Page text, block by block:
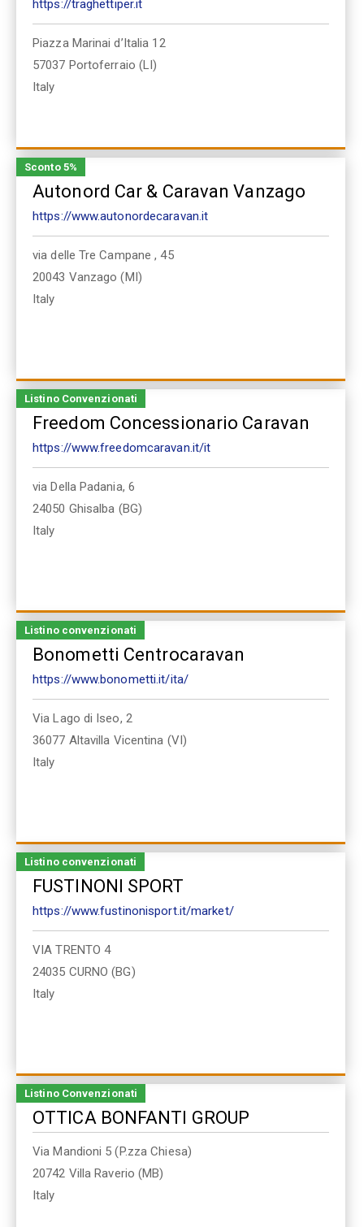
https://traghettiper.it
Piazza Marinai d’Italia 12
57037 Portoferraio (LI)
Italy
Sconto 5%
Autonord Car & Caravan Vanzago
https://www.autonordecaravan.it
via delle Tre Campane , 45
20043 Vanzago (MI)
Italy
Listino Convenzionati
Freedom Concessionario Caravan
https://www.freedomcaravan.it/it
via Della Padania, 6
24050 Ghisalba (BG)
Italy
Listino convenzionati
Bonometti Centrocaravan
https://www.bonometti.it/ita/
Via Lago di Iseo, 2
36077 Altavilla Vicentina (VI)
Italy
Listino convenzionati
FUSTINONI SPORT
https://www.fustinonisport.it/market/
VIA TRENTO 4
24035 CURNO (BG)
Italy
Listino Convenzionati
OTTICA BONFANTI GROUP
Via Mandioni 5 (P.zza Chiesa)
20742 Villa Raverio (MB)
Italy